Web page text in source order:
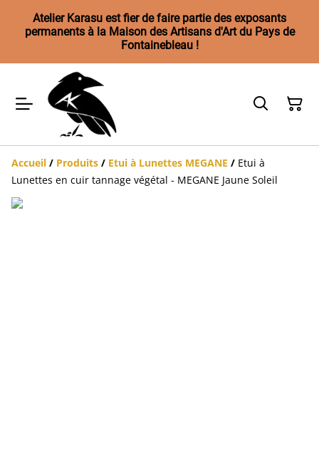
Atelier Karasu est fier de faire partie des exposants
permanents à la Maison des Artisans d'Art du Pays de
Fontainebleau !
Accueil / Produits / Etui à Lunettes MEGANE / Etui à
Lunettes en cuir tannage végétal - MEGANE Jaune Soleil